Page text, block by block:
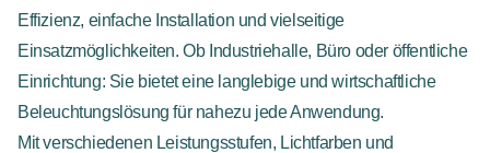
Effizienz, einfache Installation und vielseitige
Einsatzmöglichkeiten. Ob Industriehalle, Büro oder öffentliche
Einrichtung: Sie bietet eine langlebige und wirtschaftliche
Beleuchtungslösung für nahezu jede Anwendung.
Mit verschiedenen Leistungsstufen, Lichtfarben und